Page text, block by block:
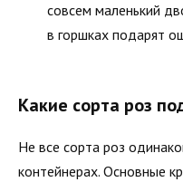
совсем маленький
в горшках подарят
Какие сорта роз
Не все сорта роз
контейнерах. Основные